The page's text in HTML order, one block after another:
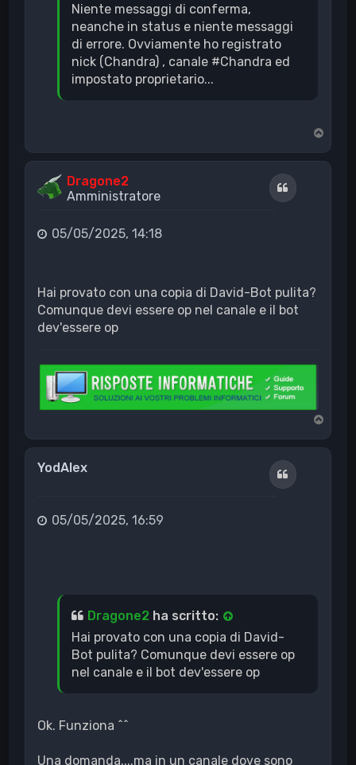
Niente messaggi di conferma,
neanche in status e niente messaggi
di errore. Ovviamente ho registrato
nick (Chandra) , canale #Chandra ed
impostato proprietario...
o
p
Dragone2
Amministratore
Cita
05/05/2025, 14:18
Hai provato con una copia di David-Bot pulita?
Comunque devi essere op nel canale e il bot
dev'essere op
o
p
YodAlex
Cita
05/05/2025, 16:59
Dragone2 ha scritto:
Hai provato con una copia di David-
Bot pulita? Comunque devi essere op
nel canale e il bot dev'essere op
Ok. Funziona ^^
Una domanda....ma in un canale dove sono